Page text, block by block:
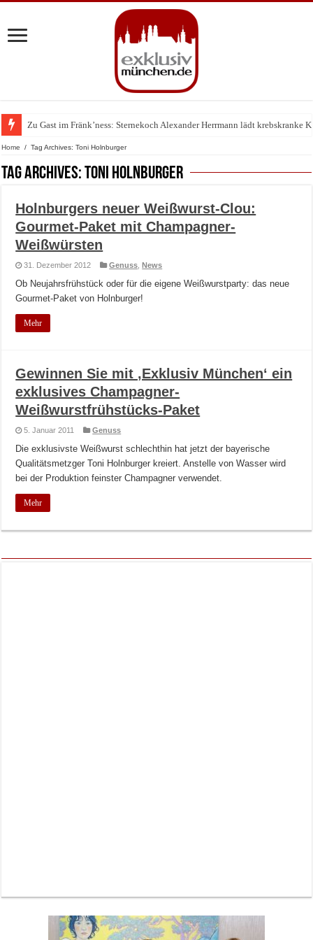
Zu Gast im Fränk’ness: Sternekoch Alexander Herrmann lädt krebskranke
Warum München gerade zum Treffpunkt der Lingerie-Branche wurde
Home / Tag Archives: Toni Holnburger
Tag Archives:Toni Holnburger
Holnburgers neuer Weißwurst-Clou:
Gourmet-Paket mit Champagner-
Weißwürsten
31. Dezember 2012 Genuss ,News
Ob Neujahrsfrühstück oder für die eigene Weißwurstparty: das neue
Gourmet-Paket von Holnburger!
Mehr
Gewinnen Sie mit ‚Exklusiv München‘ ein
exklusives Champagner-
Weißwurstfrühstücks-Paket
5. Januar 2011 Genuss
Die exklusivste Weißwurst schlechthin hat jetzt der bayerische
Qualitätsmetzger Toni Holnburger kreiert. Anstelle von Wasser wird
bei der Produktion feinster Champagner verwendet.
Mehr